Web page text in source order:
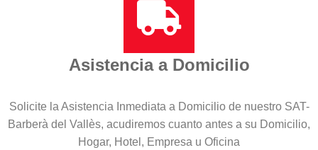
Asistencia a Domicilio
Solicite la Asistencia Inmediata a Domicilio de nuestro SAT-
Barberà del Vallès, acudiremos cuanto antes a su Domicilio,
Hogar, Hotel, Empresa u Oficina